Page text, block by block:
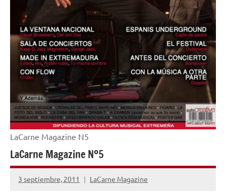
LaCarne Magazine N5
LaCarne Magazine Nº5
3 septiembre, 2011 LaCarne Magazine
No